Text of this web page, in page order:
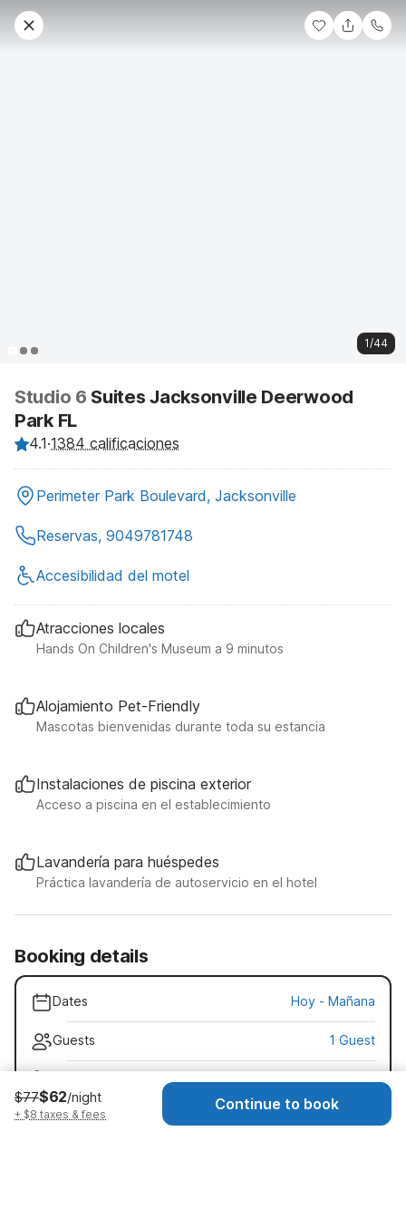
1/44
Studio 6 Suites Jacksonville Deerwood
Park FL
4.1·1384 calificaciones
Perimeter Park Boulevard, Jacksonville
Reservas, 9049781748
Accesibilidad del motel
Atracciones locales
Hands On Children's Museum a 9 minutos
Alojamiento Pet-Friendly
Mascotas bienvenidas durante toda su estancia
Instalaciones de piscina exterior
Acceso a piscina en el establecimiento
Lavandería para huéspedes
Práctica lavandería de autoservicio en el hotel
Booking details
Dates Hoy - Mañana
Guests 1 Guest
Early check-in · $15
Check-in as early as 11:00 AM
$77$62/night
+ $8 taxes & fees
Continue to book